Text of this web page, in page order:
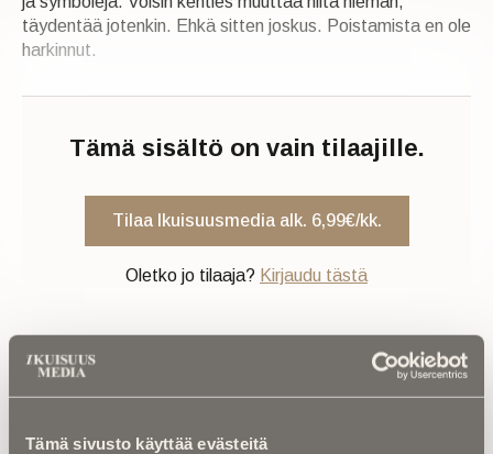
Tämä sivusto käyttää evästeitä
täydentää jotenkin. Ehkä sitten joskus. Poistamista en ole
harkinnut.
Tämä sisältö on vain tilaajille.
Tilaa Ikuisuusmedia alk. 6,99€/kk.
Oletko jo tilaaja? Kirjaudu tästä
Luetuimmat
Kalenterista | Ior Bock – Mytologi ja